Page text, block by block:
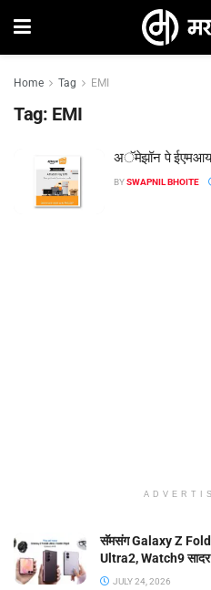
Home Tag EMI
Tag: EMI
अॅमेझॉन पे ईएमआय
BYSWAPNIL BHOITE
सॅमसंग Galaxy Z
Ultra2, Watch9 सादर
JULY 24, 2026